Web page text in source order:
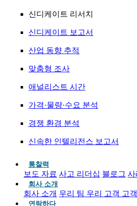
신디케이트 리서치
신디케이트 보고서
산업 동향 추적
맞춤형 조사
애널리스트 시간
가격·물량·수요 분석
경쟁 환경 분석
신속한 인텔리전스 보고서
통찰력
보도 자료 사고 리더십 블로그 사
회사 소개
회사 소개 우리 팀 우리 고객 고
연락하다